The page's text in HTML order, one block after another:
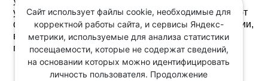
участники процесса ведения перечня осуществляют
формирование и включение в перечень информации,
виды проверок информации, содержащейся в
перечне, и прочее.
Сайт использует файлы cookie, необходимые для
корректной работы сайта, и сервисы Яндекс-
метрики, используемые для анализа статистики
посещаемости, которые не содержат сведений,
на основании которых можно идентифицировать
личность пользователя. Продолжение